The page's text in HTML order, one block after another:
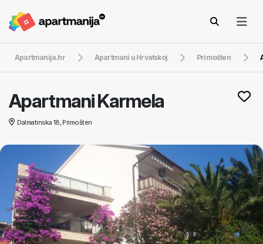
Apartmanija.hr Apartmani u Hrvatskoj Primošten
Apartmani Karmela
Dalmatinska 18, Primošten